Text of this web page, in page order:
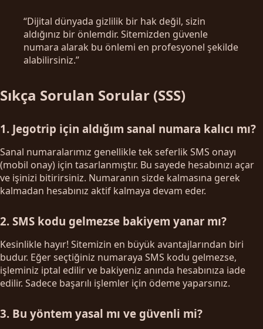
“Dijital dünyada gizlilik bir hak değil, sizin
aldığınız bir önlemdir. Sitemizden güvenle
numara alarak bu önlemi en profesyonel şekilde
alabilirsiniz.”
Sıkça Sorulan Sorular (SSS)
1. Jegotrip için aldığım sanal numara kalıcı mı?
Sanal numaralarımız genellikle tek seferlik SMS onayı
(mobil onay) için tasarlanmıştır. Bu sayede hesabınızı açar
ve işinizi bitirirsiniz. Numaranın sizde kalmasına gerek
kalmadan hesabınız aktif kalmaya devam eder.
2. SMS kodu gelmezse bakiyem yanar mı?
Kesinlikle hayır! Sitemizin en büyük avantajlarından biri
budur. Eğer seçtiğiniz numaraya SMS kodu gelmezse,
işleminiz iptal edilir ve bakiyeniz anında hesabınıza iade
edilir. Sadece başarılı işlemler için ödeme yaparsınız.
3. Bu yöntem yasal mı ve güvenli mi?